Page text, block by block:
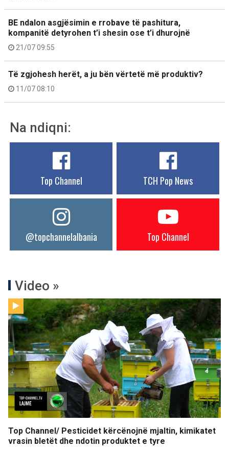
BE ndalon asgjësimin e rrobave të pashitura,
kompanitë detyrohen t’i shesin ose t’i dhurojnë
21/07 09:55
Të zgjohesh herët, a ju bën vërtetë më produktiv?
11/07 08:10
Na ndiqni:
Top Channel TCH Pop News
@topchannelalbania Top Channel
Video »
Top Channel/ Pesticidet kërcënojnë mjaltin, kimikatet
vrasin bletët dhe ndotin produktet e tyre